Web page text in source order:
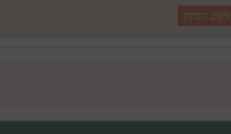
20% הנחה